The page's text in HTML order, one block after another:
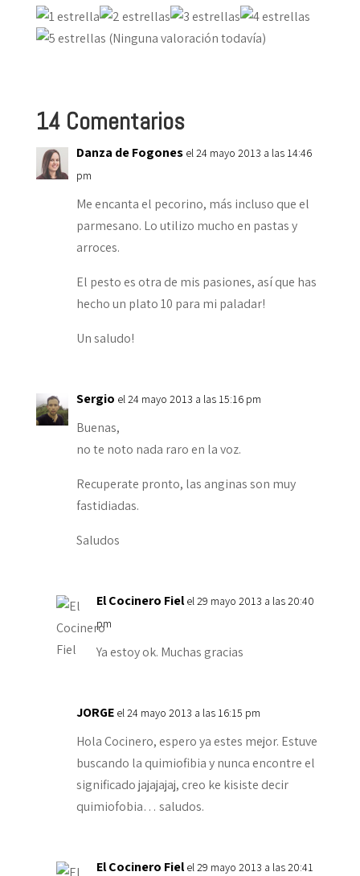
(Ninguna valoración todavía)
14 Comentarios
Danza de Fogones el 24 mayo 2013 a las 14:46
pm
Me encanta el pecorino, más incluso que el
parmesano. Lo utilizo mucho en pastas y
arroces.
El pesto es otra de mis pasiones, así que has
hecho un plato 10 para mi paladar!
Un saludo!
Sergio el 24 mayo 2013 a las 15:16 pm
Buenas,
no te noto nada raro en la voz.
Recuperate pronto, las anginas son muy
fastidiadas.
Saludos
El Cocinero Fiel el 29 mayo 2013 a las 20:40
pm
Ya estoy ok. Muchas gracias
JORGE el 24 mayo 2013 a las 16:15 pm
Hola Cocinero, espero ya estes mejor. Estuve
buscando la quimiofibia y nunca encontre el
significado jajajajaj, creo ke kisiste decir
quimiofobia… saludos.
El Cocinero Fiel el 29 mayo 2013 a las 20:41